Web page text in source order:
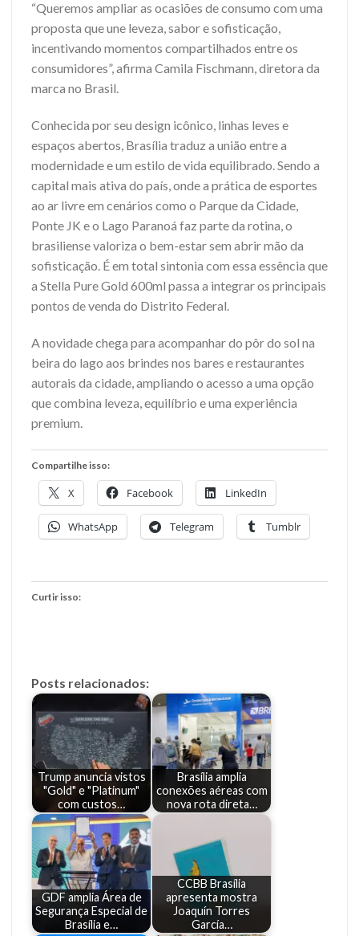
“Queremos ampliar as ocasiões de consumo com uma
proposta que une leveza, sabor e sofisticação,
incentivando momentos compartilhados entre os
consumidores”, afirma Camila Fischmann, diretora da
marca no Brasil.
Conhecida por seu design icônico, linhas leves e
espaços abertos, Brasília traduz a união entre a
modernidade e um estilo de vida equilibrado. Sendo a
capital mais ativa do país, onde a prática de esportes
ao ar livre em cenários como o Parque da Cidade,
Ponte JK e o Lago Paranoá faz parte da rotina, o
brasiliense valoriza o bem-estar sem abrir mão da
sofisticação. É em total sintonia com essa essência que
a Stella Pure Gold 600ml passa a integrar os principais
pontos de venda do Distrito Federal.
A novidade chega para acompanhar do pôr do sol na
beira do lago aos brindes nos bares e restaurantes
autorais da cidade, ampliando o acesso a uma opção
que combina leveza, equilíbrio e uma experiência
premium.
Compartilhe isso:
X Facebook LinkedIn
WhatsApp Telegram Tumblr
Curtir isso:
Posts relacionados:
Trump anuncia vistos
"Gold" e "Platinum"
com custos…
Brasília amplia
conexões aéreas com
nova rota direta…
GDF amplia Área de
Segurança Especial de
Brasília e…
CCBB Brasília
apresenta mostra
Joaquín Torres
García…